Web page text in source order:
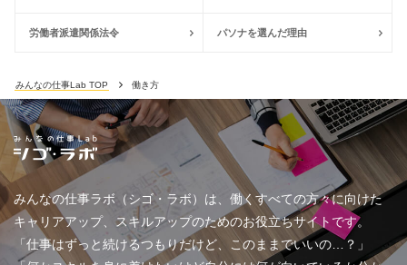
労働者派遣関係法令 パソナを選んだ理由
みんなの仕事Lab TOP 働き方
みんなの仕事ラボ（シゴ・ラボ）は、働くすべての方々に向けた
キャリアアップ、スキルアップのためのお役立ちサイトです。
「仕事はずっと続けるつもりだけど、このままでいいの…？」